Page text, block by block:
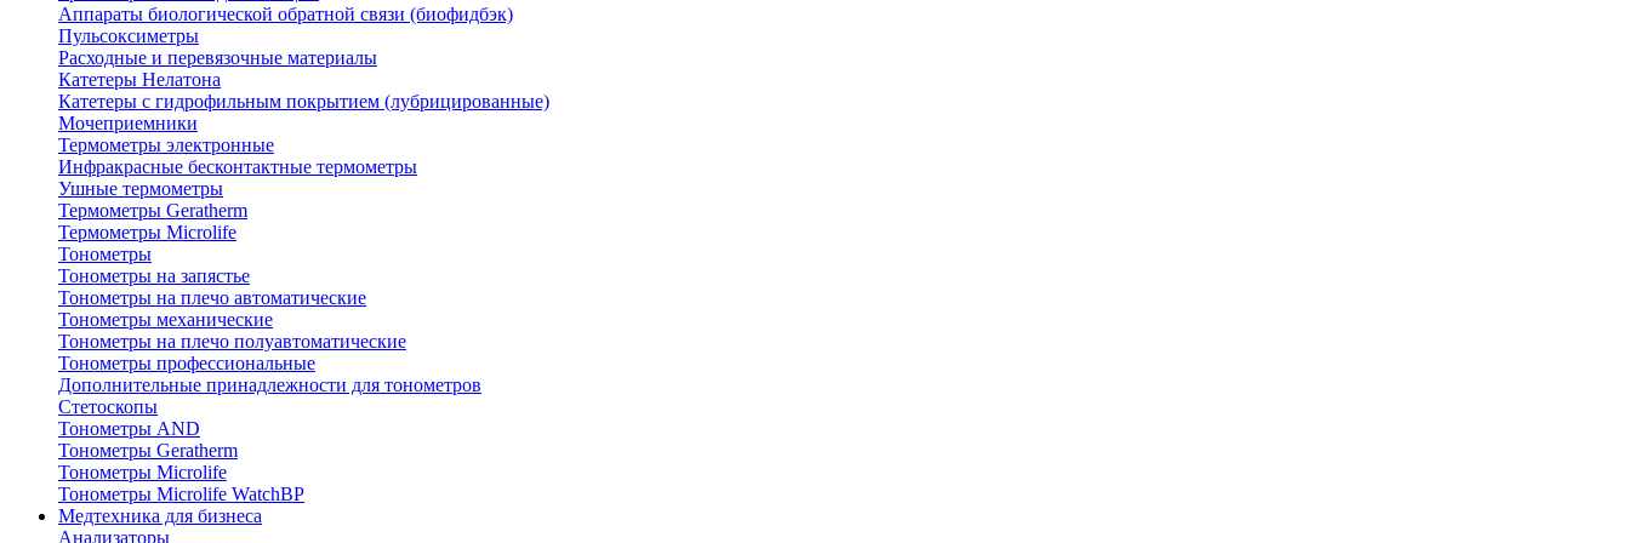
Аппараты биологической обратной связи (биофидбэк)
Пульсоксиметры
Расходные и перевязочные материалы
Катетеры Нелатона
Катетеры с гидрофильным покрытием (лубрицированные)
Мочеприемники
Термометры электронные
Инфракрасные бесконтактные термометры
Ушные термометры
Термометры Geratherm
Термометры Microlife
Тонометры
Тонометры на запястье
Тонометры на плечо автоматические
Тонометры механические
Тонометры на плечо полуавтоматические
Тонометры профессиональные
Дополнительные принадлежности для тонометров
Стетоскопы
Тонометры AND
Тонометры Geratherm
Тонометры Microlife
Тонометры Microlife WatchBP
Медтехника для бизнеса
Анализаторы